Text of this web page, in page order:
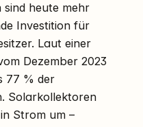
sind heute mehr
Investition für
Laut einer
Dezember 2023
77 % der
Solarkollektoren
Strom um –